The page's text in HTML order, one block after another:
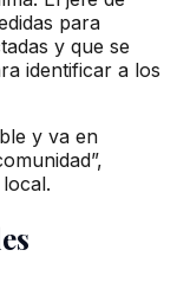
para
y que se
identificar a los
y va en